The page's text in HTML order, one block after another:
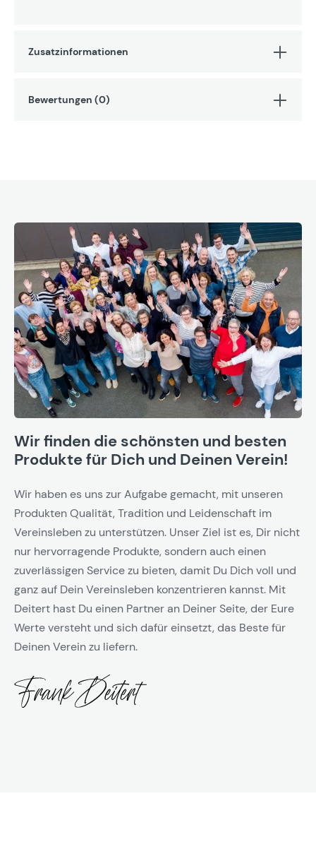
Zusatzinformationen
Bewertungen (0)
Wir finden die schönsten und besten
Produkte für Dich und Deinen Verein!
Wir haben es uns zur Aufgabe gemacht, mit unseren
Produkten Qualität, Tradition und Leidenschaft im
Vereinsleben zu unterstützen. Unser Ziel ist es, Dir nicht
nur hervorragende Produkte, sondern auch einen
zuverlässigen Service zu bieten, damit Du Dich voll und
ganz auf Dein Vereinsleben konzentrieren kannst. Mit
Deitert hast Du einen Partner an Deiner Seite, der Eure
Werte versteht und sich dafür einsetzt, das Beste für
Deinen Verein zu liefern.